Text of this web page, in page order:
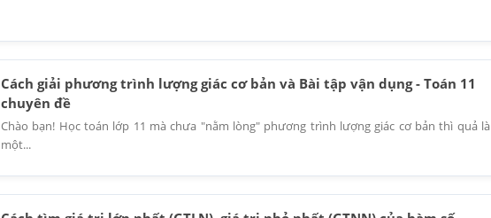
Cách giải phương trình lượng giác cơ bản và Bài tập vận dụng - Toán 11
chuyên đề
Chào bạn! Học toán lớp 11 mà chưa "nằm lòng" phương trình lượng giác cơ bản thì quả là
một...